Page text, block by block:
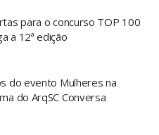
para o concurso TOP 100
a 12ª edição
do evento Mulheres na
do ArqSC Conversa